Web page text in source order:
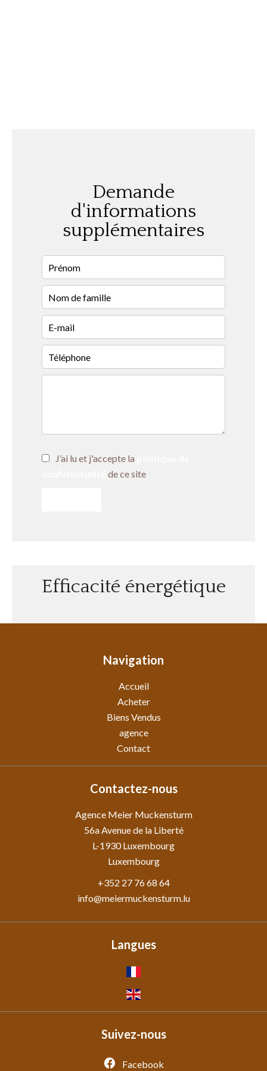
Demande
d'informations
supplémentaires
J’ai lu et j'accepte la
de ce site
Efficacité énergétique
Navigation
Accueil
Acheter
Biens Vendus
agence
Contact
Contactez-nous
Agence Meier Muckensturm
56a Avenue de la Liberté
L-1930Luxembourg
Luxembourg
+352 27 76 68 64
info@meiermuckensturm.lu
Langues
Suivez-nous
Facebook